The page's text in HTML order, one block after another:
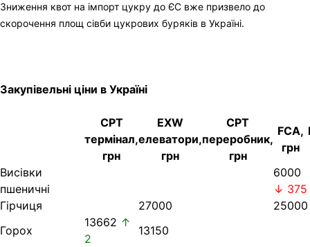
Зниження квот на імпорт цукру до ЄС вже призвело до
скорочення площ сівби цукрових буряків в Україні.
Закупівельні ціни в Україні
CPT
термінал,
грн
EXW
елеватори,
грн
CPT
переробник,
грн
FCA,
грн
Висівки
пшеничні
6000
↓ 375
Гірчиця
27000
25000
Горох
13662 ↑
2
13150